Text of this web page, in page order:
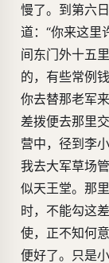
慢了。到第六
道：“你来这里
间东门外十五
的，有些常例
你去替那老军
差拨便去那里
营中，径到李
我去大军草场
似天王堂。那
时，不能勾这
使，正不知何
便好了。只是